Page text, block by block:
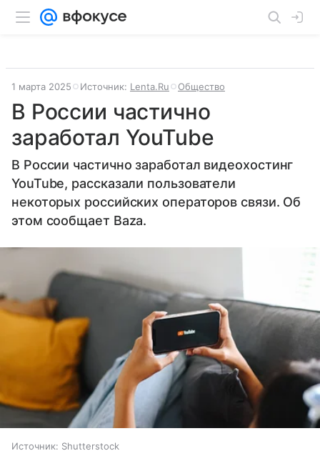
1 марта 2025 Источник: Lenta.Ru Общество
В России частично
заработал YouTube
В России частично заработал видеохостинг
YouTube, рассказали пользователи
некоторых российских операторов связи. Об
этом сообщает Baza.
Источник: Shutterstock